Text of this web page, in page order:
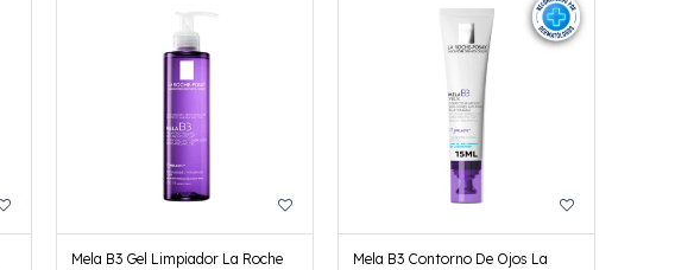
Mela B3 Gel Limpiador La Roche
Mela B3 Contorno De Ojos La